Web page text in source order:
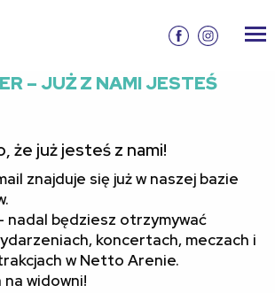
– JUŻ Z NAMI JESTEŚ
że już jesteś z nami!
znajduje się już w naszej bazie
nadal będziesz otrzymywać
koncertach, meczach i
w Netto Arenie.
widowni!